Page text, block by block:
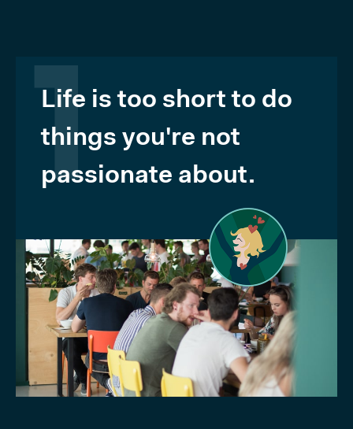
Life is too short to do
things you're not
passionate about.
1